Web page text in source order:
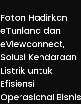
Foton Hadirkan
eTunland dan
eViewconnect,
Solusi Kendaraan
Listrik untuk
Efisiensi
Operasional Bisnis